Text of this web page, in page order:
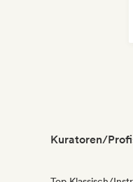
Kuratoren/